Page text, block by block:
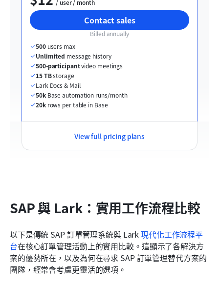
  / user / month
Contact sales
Billed annually
500 users max
Unlimited message history
500-participant video meetings
15 TB storage
Lark Docs & Mail
50k Base automation runs/month
20k rows per table in Base
View full pricing plans
SAP 與 Lark：實用工作流程比較
以下是傳統 SAP 訂單管理系統與 Lark 現代化工作流程平
台在核心訂單管理活動上的實用比較。這顯示了各解決方
案的優勢所在，以及為何在尋求 SAP 訂單管理替代方案的
團隊，經常會考慮更靈活的選項。